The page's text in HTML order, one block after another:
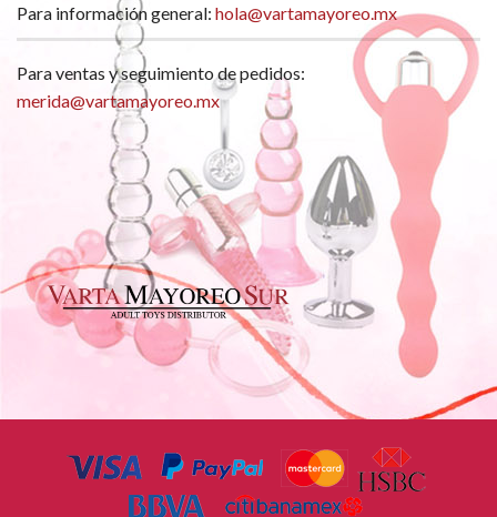
Para información general: hola@vartamayoreo.mx
Para ventas y seguimiento de pedidos:
merida@vartamayoreo.mx